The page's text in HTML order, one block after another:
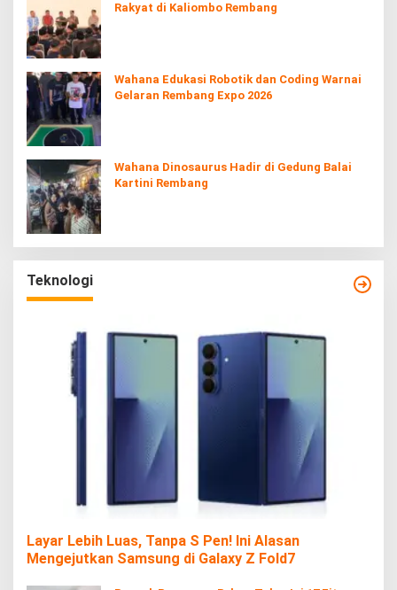
Rakyat di Kaliombo Rembang
Wahana Edukasi Robotik dan Coding Warnai
Gelaran Rembang Expo 2026
Wahana Dinosaurus Hadir di Gedung Balai
Kartini Rembang
Teknologi
Layar Lebih Luas, Tanpa S Pen! Ini Alasan
Mengejutkan Samsung di Galaxy Z Fold7